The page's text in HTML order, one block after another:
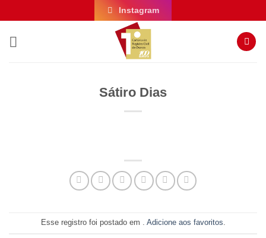
to
content
Instagram
Sátiro Dias
Esse registro foi postado em . Adicione aos favoritos.